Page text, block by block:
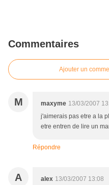
Commentaires
Ajouter un
M maxyme 13/03/2007
j'aimerais pas etre a la
etre entren de lire un
Répondre
A alex 13/03/2007 13:08